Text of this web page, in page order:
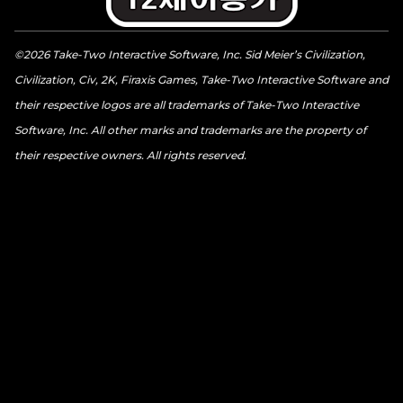
©2026 Take-Two Interactive Software, Inc. Sid Meier’s Civilization,
Civilization, Civ, 2K, Firaxis Games, Take-Two Interactive Software and
their respective logos are all trademarks of Take-Two Interactive
Software, Inc. All other marks and trademarks are the property of
their respective owners. All rights reserved.